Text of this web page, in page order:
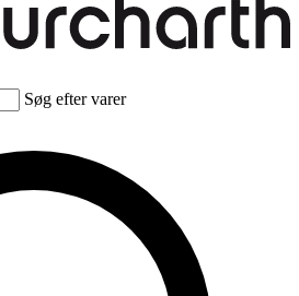
Søg efter varer